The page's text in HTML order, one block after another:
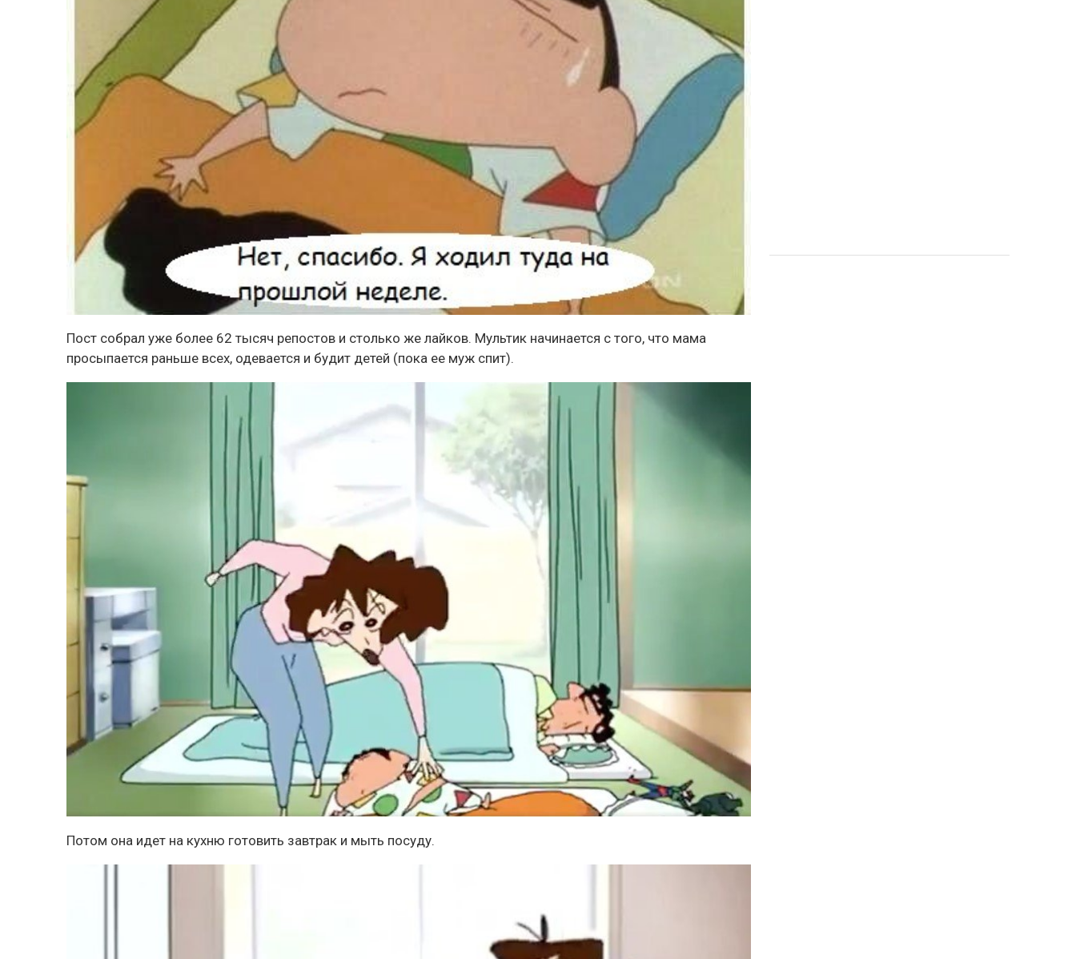
Пост собрал уже более 62 тысяч репостов и столько же лайков. Мультик начинается с того, что мама
просыпается раньше всех, одевается и будит детей (пока ее муж спит).
Потом она идет на кухню готовить завтрак и мыть посуду.